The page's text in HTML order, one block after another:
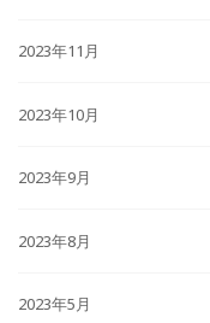
2023年11月
2023年10月
2023年9月
2023年8月
2023年5月